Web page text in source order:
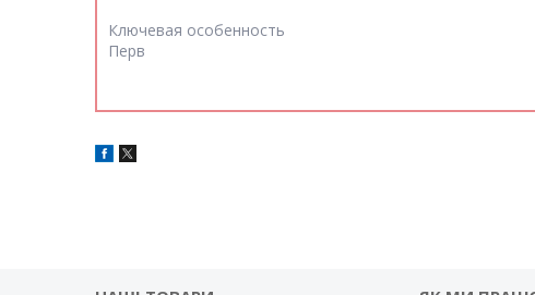
Ключевая особенность
Перв